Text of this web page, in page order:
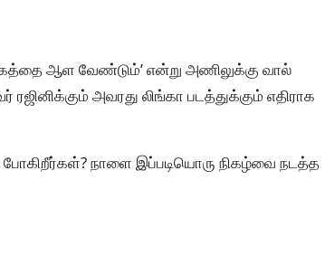
ஆள வேண்டும்’ என்று அணிலுக்கு வால்
அவரது லிங்கா படத்துக்கும் எதிராக
நாளை இப்படியொரு நிகழ்வை நடத்த